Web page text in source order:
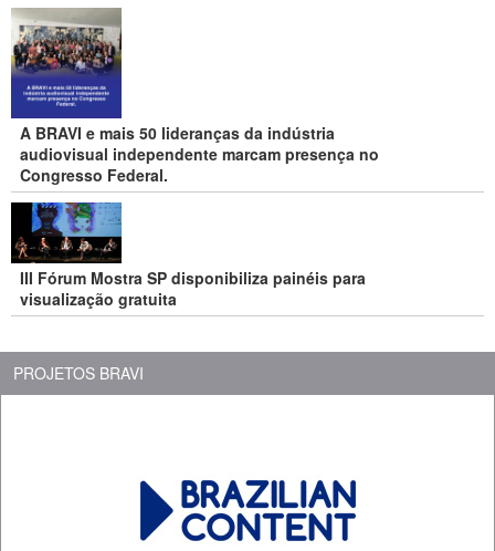
A BRAVI e mais 50 lideranças da indústria
audiovisual independente marcam presença no
Congresso Federal.
III Fórum Mostra SP disponibiliza painéis para
visualização gratuita
PROJETOS BRAVI